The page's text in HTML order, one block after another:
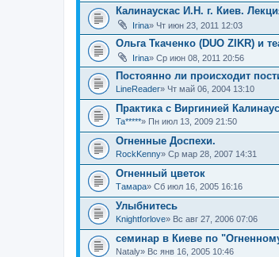
Калинаускас И.Н. г. Киев.
Irina» Чт июн 23, 2011 12:03
Ольга Ткаченко (DUO ZIKR) и
Irina» Ср июн 08, 2011 20:56
Постоянно ли происходит
LineReader» Чт май 06, 2004 13:10
Практика с Виргинией
Ta*****» Пн июл 13, 2009 21:50
Огненные Доспехи.
RockKenny» Ср мар 28, 2007 14:31
Огненный цветок
Тамара» Сб июл 16, 2005 16:16
Улыбнитесь
Knightforlove» Вс авг 27, 2006 07:06
семинар в Киеве по
Nataly» Вс янв 16, 2005 10:46